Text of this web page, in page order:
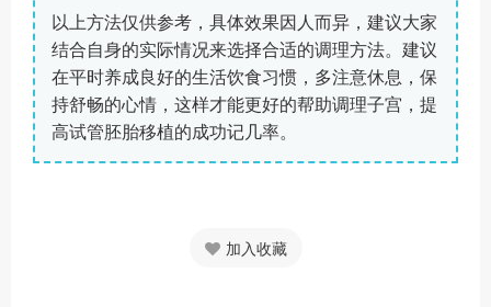
以上方法仅供参考，具体效果因人而异，建议大家
结合自身的实际情况来选择合适的调理方法。建议
在平时养成良好的生活饮食习惯，多注意休息，保
持舒畅的心情，这样才能更好的帮助调理子宫，提
高试管胚胎移植的成功记几率。
加入收藏